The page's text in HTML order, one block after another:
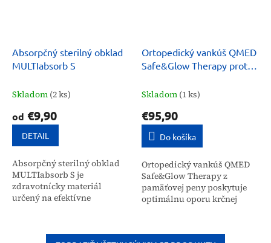
Absorpčný sterilný obklad
MULTIabsorb S
Skladom (2 ks)
od €9,90
DETAIL
Absorpčný sterilný obklad
MULTIabsorb S je
zdravotnícky materiál
určený na efektívne
po chirurgických zákrokoch.
Ortopedický vankúš QMED
Safe&Glow Therapy proti
Skladom (1 ks)
€95,90
Do košíka
Ortopedický vankúš QMED
Safe&Glow Therapy z
pamäťovej peny poskytuje
optimálnu oporu krčnej
zlepšenie kvality spánku,...